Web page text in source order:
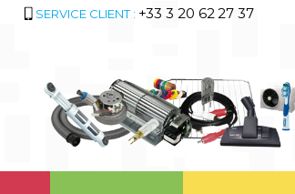
SERVICE CLIENT : +33 3 20 62 27 37